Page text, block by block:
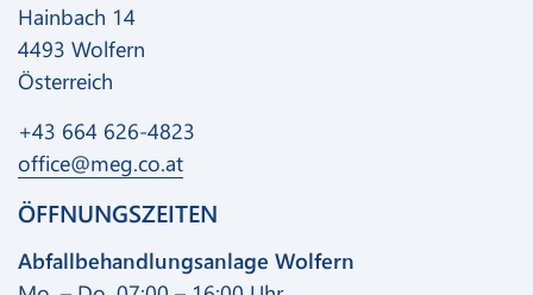
Hainbach 14
4493 Wolfern
Österreich
+43 664 626-4823
office@meg.co.at
ÖFFNUNGSZEITEN
Abfallbehandlungsanlage Wolfern